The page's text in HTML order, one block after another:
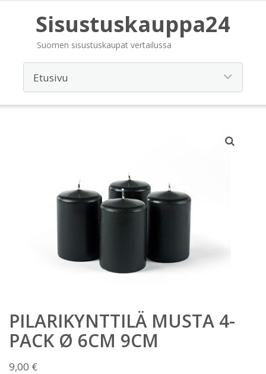
Sisustuskauppa24
Suomen sisustuskaupat vertailussa
PILARIKYNTTILÄ MUSTA 4-
PACK Ø 6CM 9CM
9,00 €